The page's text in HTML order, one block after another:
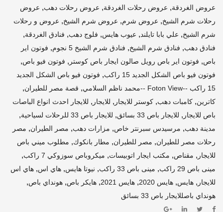
عروض الغردقة, عروض رحلات الغردقة, عروض رحلات دهب, عروض
رحلات شرم الشيخ, عروض شرم, عروض شرم الشيخ, عروض و رحلات
شرم الشيخ, علي بابا تايلند, عيوب هايس, فلوج دهب, فنادق الغردقة,
فنادق دهب, فنادق شرم الشيخ, فنادق شرم الشيخ 5 نجوم , فوتون اير
باص, فوتون اير باص رويل صالون ايجار باص كوستر , فوتون فيو باص,
فوتون فيو باص الشكل الجديد 15 راكب , فوتون فيو باص الشكل الجديد
15 راكب --Foton View --محمد ناظم السلامي
, قصة مصر للطيران,
كاترين, كامبات دهب, كوستر للايجار , للايجار , للايجار احدث انواع الباصات
باص للايجار , للايجار باص 33 بسائق , للايجار باص 33 للرحلات لسياحية ,
مدينة دهب, مرسيدس سبرنتر خاص, مزارات دهب, مصر الطيران, مصر
رحلات مصر للطيران, مصر للطيران, مطار بانكوك, مطلوب ميني باص
للايجار , مقناص, مكتب ايجار اتوبيسات, ميكروباص سوزوكي 7 راكب ,
مينى باص 29 راكب , مينى باص 33 راكب , نيوتا هايس, هاي اس, هاي اس
للايجار , هايس, هايس 2020 , هايس 2021 , هايكر باص, هونداي باص,
هونداي باصللايجار باص 33 بسائق